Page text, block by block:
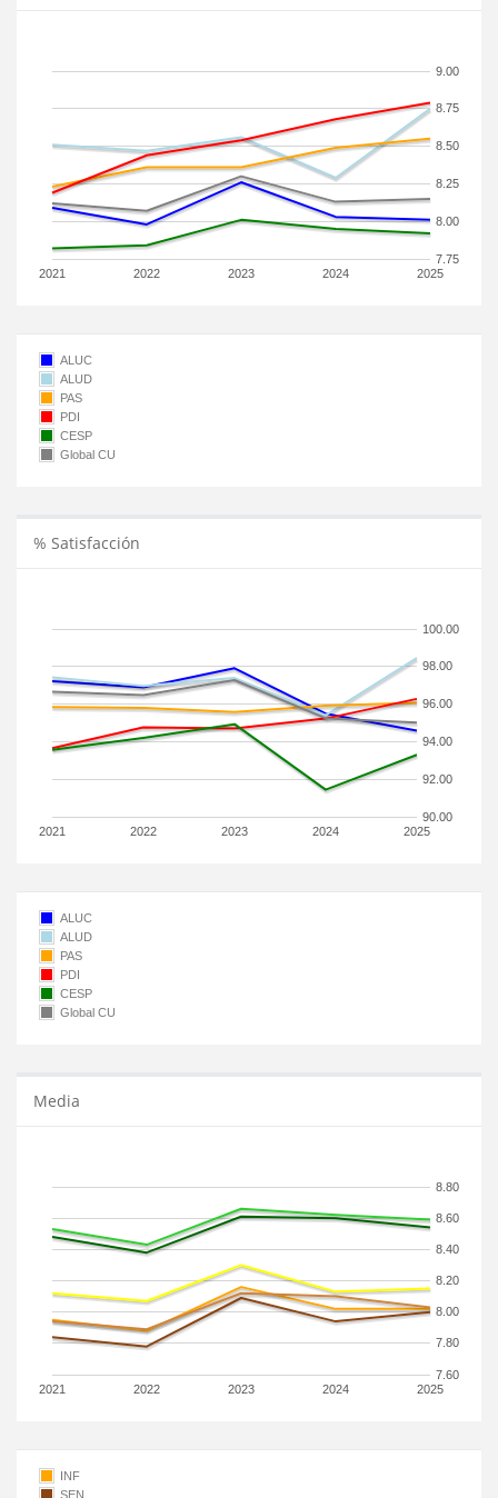
2021 2022 2023 2024 2025
7.75
8.00
8.25
8.50
8.75
9.00
ALUC
ALUD
PAS
PDI
CESP
Global CU
% Satisfacción
2021 2022 2023 2024 2025
90.00
92.00
94.00
96.00
98.00
100.00
ALUC
ALUD
PAS
PDI
CESP
Global CU
Media
2021 2022 2023 2024 2025
7.60
7.80
8.00
8.20
8.40
8.60
8.80
INF
SEN